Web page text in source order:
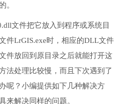
。
文件把它放入到程序或系统目
件LrGIS.exe时，相应的DLL文件
件放回到原目录之后就能打开这
法处理比较慢，而且下次遇到了
呢？小编提供如下几种解决方
来解决同样的问题。